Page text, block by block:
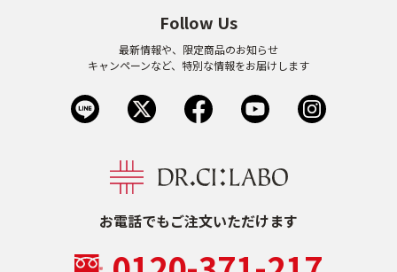
お電話でもご注文いただけます
Follow Us
最新情報や、限定商品のお知らせ
キャンペーンなど、特別な情報をお届けします